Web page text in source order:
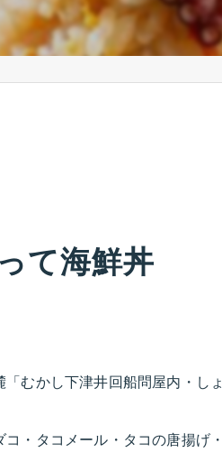
て海鮮丼
むかし下津井回船問屋内・し
・タコメール・タコの唐揚げ